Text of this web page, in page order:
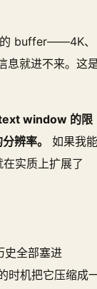
buffer——4K、
息就进不来。这
window 的限
辨率。
如果我能
实质上扩展了
史全部塞进
时机把它压缩成